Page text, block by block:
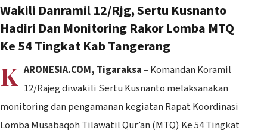
Wakili Danramil 12/Rjg, Sertu Kusnanto
Hadiri Dan Monitoring Rakor Lomba MTQ
Ke 54 Tingkat Kab Tangerang
K ARONESIA.COM, Tigaraksa– Komandan Koramil
12/Rajeg diwakili Sertu Kusnanto melaksanakan
monitoring dan pengamanan kegiatan Rapat Koordinasi
Lomba Musabaqoh Tilawatil Qur’an (MTQ) Ke 54 Tingkat